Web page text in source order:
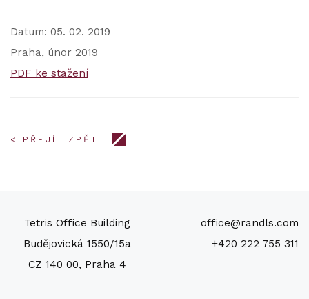
Datum: 05. 02. 2019
Praha, únor 2019
PDF ke stažení
< PŘEJÍT ZPĚT
Tetris Office Building
Budějovická 1550/15a
CZ 140 00, Praha 4
office@randls.com
+420 222 755 311